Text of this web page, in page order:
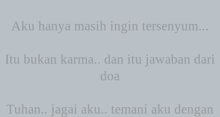
Aku hanya masih ingin tersenyum...
Itu bukan karma.. dan itu jawaban dari
doa
Tuhan.. jagai aku.. temani aku dengan